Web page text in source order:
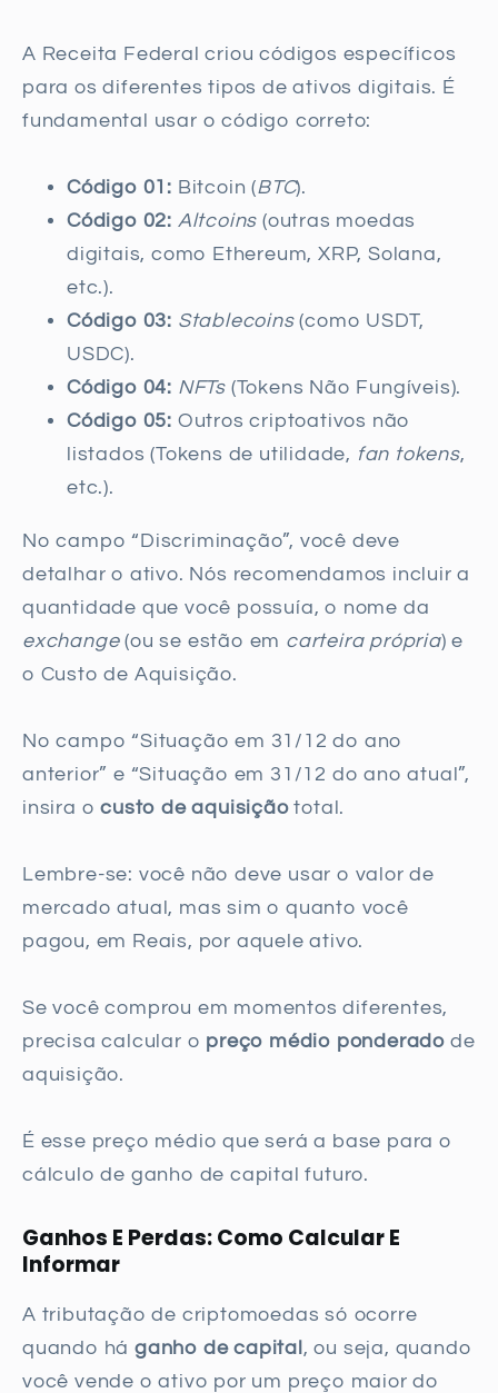
A Receita Federal criou códigos específicos
para os diferentes tipos de ativos digitais. É
fundamental usar o código correto:
Código 01: Bitcoin (BTC).
Código 02: Altcoins (outras moedas
digitais, como Ethereum, XRP, Solana,
etc.).
Código 03: Stablecoins(como USDT,
USDC).
Código 04: NFTs (Tokens Não Fungíveis).
Código 05: Outros criptoativos não
listados (Tokens de utilidade, fan tokens,
etc.).
No campo “Discriminação”, você deve
detalhar o ativo. Nós recomendamos incluir a
quantidade que você possuía, o nome da
exchange(ou se estão em carteira própria) e
o Custo de Aquisição.
No campo “Situação em 31/12 do ano
anterior” e “Situação em 31/12 do ano atual”,
insira ocusto de aquisiçãototal.
Lembre-se: você não deve usar o valor de
mercado atual, mas sim o quanto você
pagou, em Reais, por aquele ativo.
Se você comprou em momentos diferentes,
precisa calcular o preço médio ponderado de
aquisição.
É esse preço médio que será a base para o
cálculo de ganho de capital futuro.
Ganhos E Perdas: Como Calcular E
Informar
A tributação de criptomoedas só ocorre
quando háganho de capital , ou seja, quando
você vende o ativo por um preço maior do